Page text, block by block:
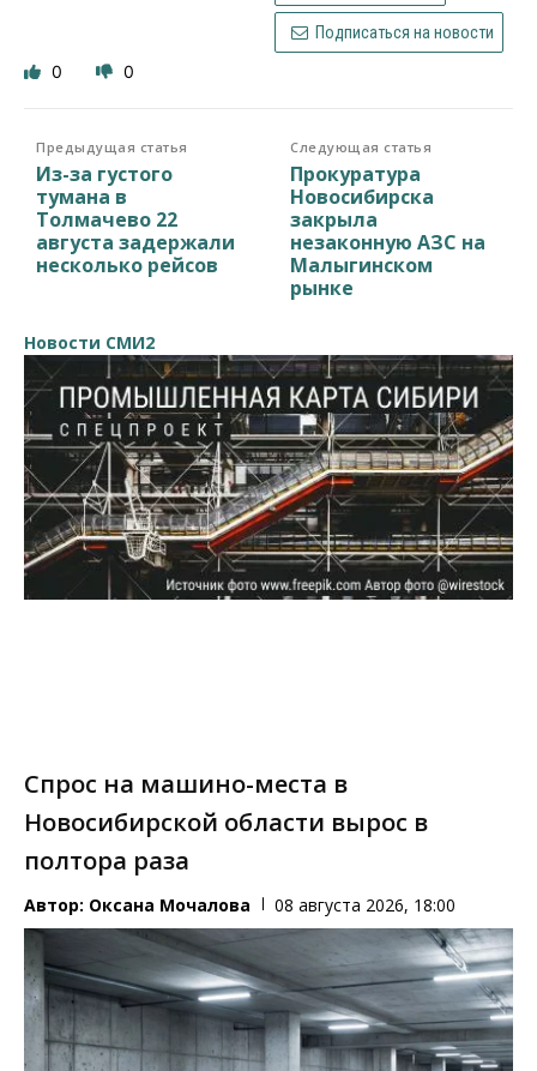
Подписаться на новости
0 0
Предыдущая статья
Из-за густого
тумана в
Толмачево 22
августа задержали
несколько рейсов
Следующая статья
Прокуратура
Новосибирска
закрыла
незаконную АЗС на
Малыгинском
рынке
Новости СМИ2
Спрос на машино-места в
Новосибирской области вырос в
полтора раза
Автор: Оксана Мочалова 08 августа 2026, 18:00